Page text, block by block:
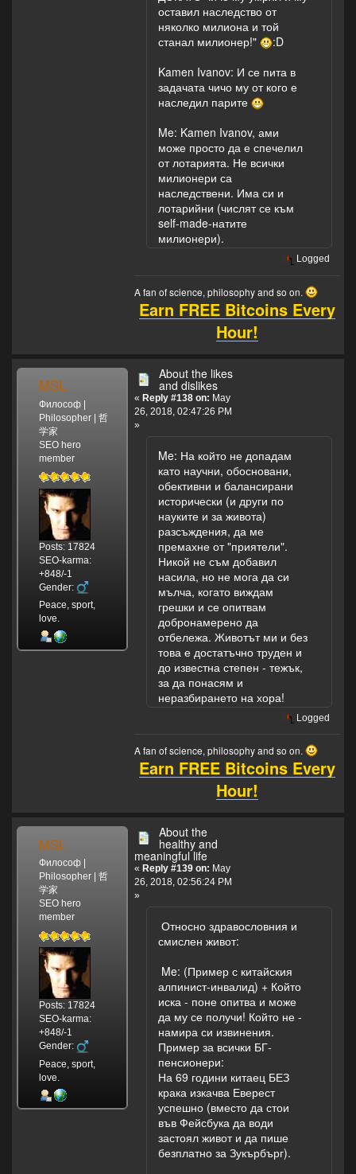
оставил наследство от
няколко милиона и той
станал милионер!"
:D
Kamen Ivanov: И се пита в
задачата чичо му от кого е
наследил парите
Me: Kamen Ivanov, ами
може просто да е спечелил
от лотарията. Не всички
милионери са
наследствени. Има си и
лотарийни (числят се към
self-made-натите
милионери).
Logged
A fan of science, philosophy and so on.
Earn FREE Bitcoins Every
Hour!
MSL
Философ |
Philosopher | 哲
学家
SEO hero
member
Posts: 17824
SEO-karma:
+848/-1
Gender:
Peace, sport,
love.
About the likes
and dislikes
« Reply #138 on: May
26, 2018, 02:47:26 PM
»
Me: На който не допадам
като научни, обосновани,
обективни и балансирани
исторически (и други по
науките и за живота)
разсъждения, да ме
премахне от "приятели".
Никой не съм добавил
насила, но не мога да си
мълча, когато виждам
грешки и се опитвам
добронамерено да
отбележа. Животът ми и без
това е достатъчно труден и
до известна степен - тежък,
за да понасям и
неразбирането на хора!
Logged
A fan of science, philosophy and so on.
Earn FREE Bitcoins Every
Hour!
MSL
Философ |
Philosopher | 哲
学家
SEO hero
member
Posts: 17824
SEO-karma:
+848/-1
Gender:
Peace, sport,
love.
About the
healthy and
meaningful life
« Reply #139 on: May
26, 2018, 02:56:24 PM
»
Относно здравословния и
смислен живот:
Me: (Пример с китайския
алпинист-инвалид) + Който
иска - поне опитва и може
да му се получи! Който не -
намира си извинения.
Пример за всички БГ-
пенсионери:
На 69 години китаец БЕЗ
крака изкачва Еверест
успешно (вместо да стои
във Фейсбука да води
застоял живот и да пише
безплатно за Зукърбърг).